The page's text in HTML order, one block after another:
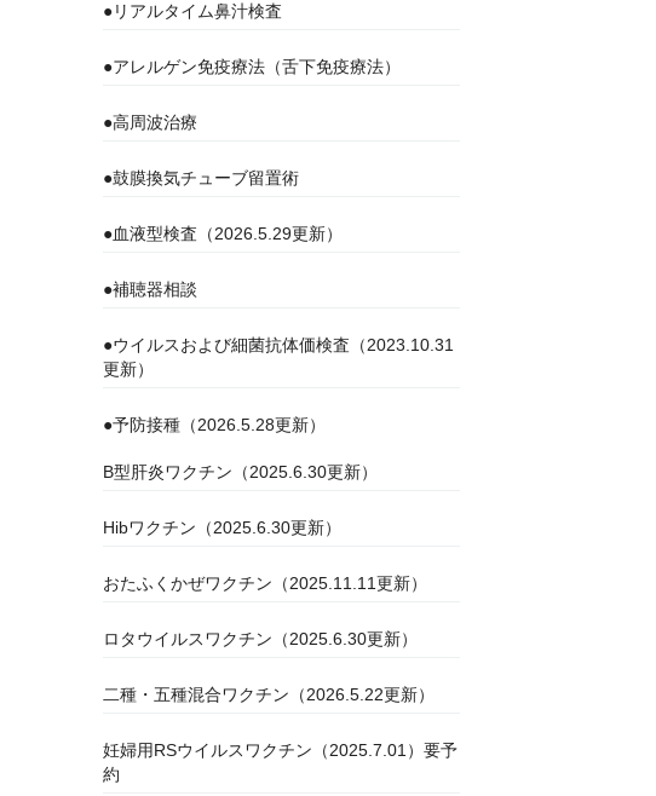
●リアルタイム鼻汁検査
●アレルゲン免疫療法（舌下免疫療法）
●高周波治療
●鼓膜換気チューブ留置術
●血液型検査（2026.5.29更新）
●補聴器相談
●ウイルスおよび細菌抗体価検査（2023.10.31
更新）
●予防接種（2026.5.28更新）
B型肝炎ワクチン（2025.6.30更新）
Hibワクチン（2025.6.30更新）
おたふくかぜワクチン（2025.11.11更新）
ロタウイルスワクチン（2025.6.30更新）
二種・五種混合ワクチン（2026.5.22更新）
妊婦用RSウイルスワクチン（2025.7.01）要予
約